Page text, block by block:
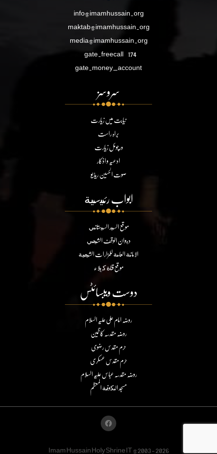
info@imamhussain.org
maktab@imamhussain.org
media@imamhussain.org
gate.freecall 174
gate.money_account
سروسز
نیابت میں زیارت
براہ راست
ورچوئل زیارت
ادعیہ و اذکار
صوت الحسین ریڈیو
ابواب رئيسية
موقع السيد السيستاني
ديوان الوقف الشيعي
الامانة العامة للمزارات الشيعية
موقع قناة كربلاء
دوست ویبسائٹس
روضہ امام علی علیہ السلام
روضہ مقدسہ کاظمین
حرم مقدس رضوی
حرم مقدس عسکری
روضہ مقدسہ عباس علیہ السلام
مسجد الكوفة المعظم
Imam Hussain Holy Shrine IT @2003 - 2026